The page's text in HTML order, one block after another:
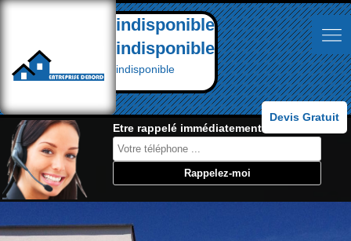
indisponible
indisponible
indisponible
Devis Gratuit
Etre rappelé immédiatement: